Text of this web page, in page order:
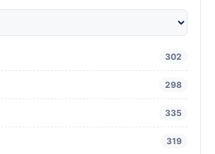
302
298
335
319